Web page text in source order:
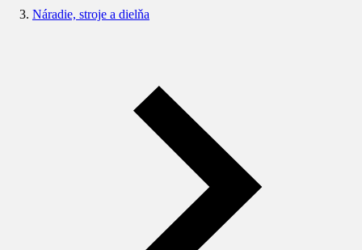
Náradie, stroje a dielňa